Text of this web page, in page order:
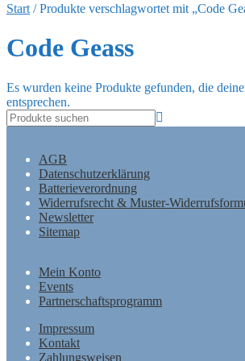
Start /Produkte verschlagwortet mit „Code
Code Geass
Es wurden keine Produkte gefunden, die
entsprechen.
AGB
Datenschutzerklärung
Batterieverordnung
Widerrufsrecht & Muster-
Newsletter
Sitemap
Mein Konto
Events
Partnerschaftsprogramm
Impressum
Kontakt
Zahlungsweisen